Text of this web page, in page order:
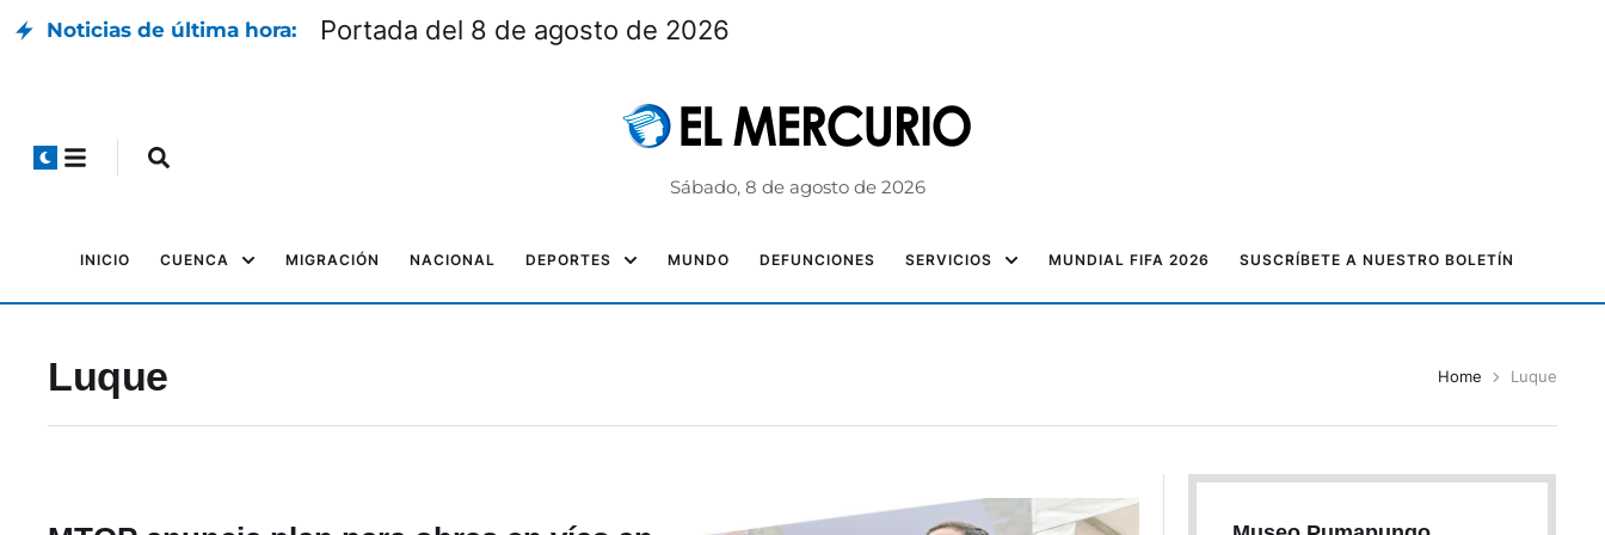
Noticias de última hora: Portada del 8 de agosto de 2026
Sábado, 8 de agosto de 2026
INICIO CUENCA MIGRACIÓN NACIONAL DEPORTES MUNDO DEFUNCIONES SERVICIOS MUNDIAL FIFA 2026 SUSCRÍBETE A NUESTRO BOLETÍN
Luque Home Luque